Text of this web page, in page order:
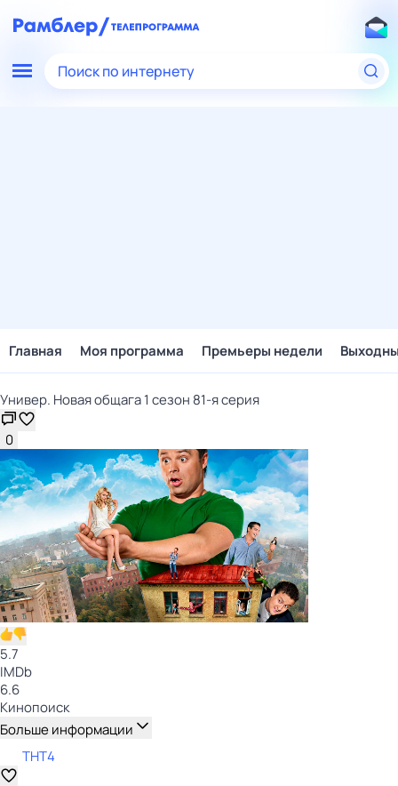
Поиск по интернету
Главная Моя программа Премьеры недели
Универ. Новая общага 1 сезон 81-я серия
0
5.7
IMDb
6.6
Кинопоиск
Больше информации
ТНТ4